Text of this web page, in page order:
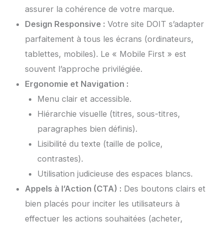
assurer la cohérence de votre marque.
Design Responsive : Votre site DOIT s’adapter
parfaitement à tous les écrans (ordinateurs,
tablettes, mobiles). Le « Mobile First » est
souvent l’approche privilégiée.
Ergonomie et Navigation :
Menu clair et accessible.
Hiérarchie visuelle (titres, sous-titres,
paragraphes bien définis).
Lisibilité du texte (taille de police,
contrastes).
Utilisation judicieuse des espaces blancs.
Appels à l’Action (CTA) : Des boutons clairs et
bien placés pour inciter les utilisateurs à
effectuer les actions souhaitées (acheter,